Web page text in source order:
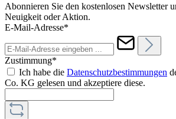
Abonnieren Sie den kostenlosen Newsletter
Neuigkeit oder Aktion.
E-Mail-Adresse*
Zustimmung*
Ich habe die Datenschutzbestimmungen
Co. KG gelesen und akzeptiere diese.